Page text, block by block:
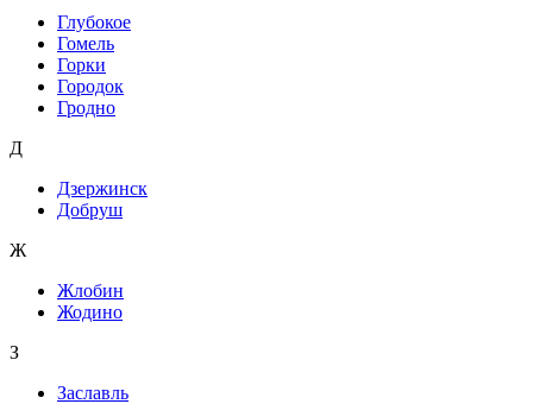
Глубокое
Гомель
Горки
Городок
Гродно
Д
Дзержинск
Добруш
Ж
Жлобин
Жодино
З
Заславль